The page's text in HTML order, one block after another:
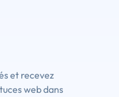
et recevez
web dans